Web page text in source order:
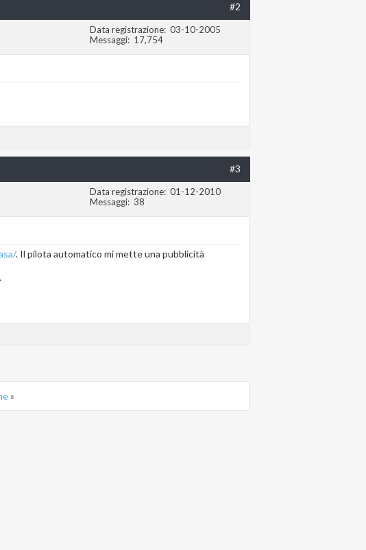
#2
Data registrazione 03-10-2005
Messaggi
17,754
#3
Data registrazione 01-12-2010
Messaggi 38
. Il pilota automatico mi mette una pubblicità
»